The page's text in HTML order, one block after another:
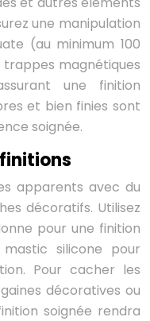
une manipulation
(au minimum 100
trappes magnétiques
une finition
et bien finies sont
soignée.
apparents avec du
décoratifs. Utilisez
pour une finition
mastic silicone pour
Pour cacher les
décoratives ou
soignée rendra